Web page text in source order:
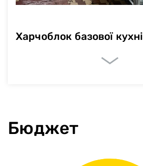
Харчоблок базової кухні
Бюджет